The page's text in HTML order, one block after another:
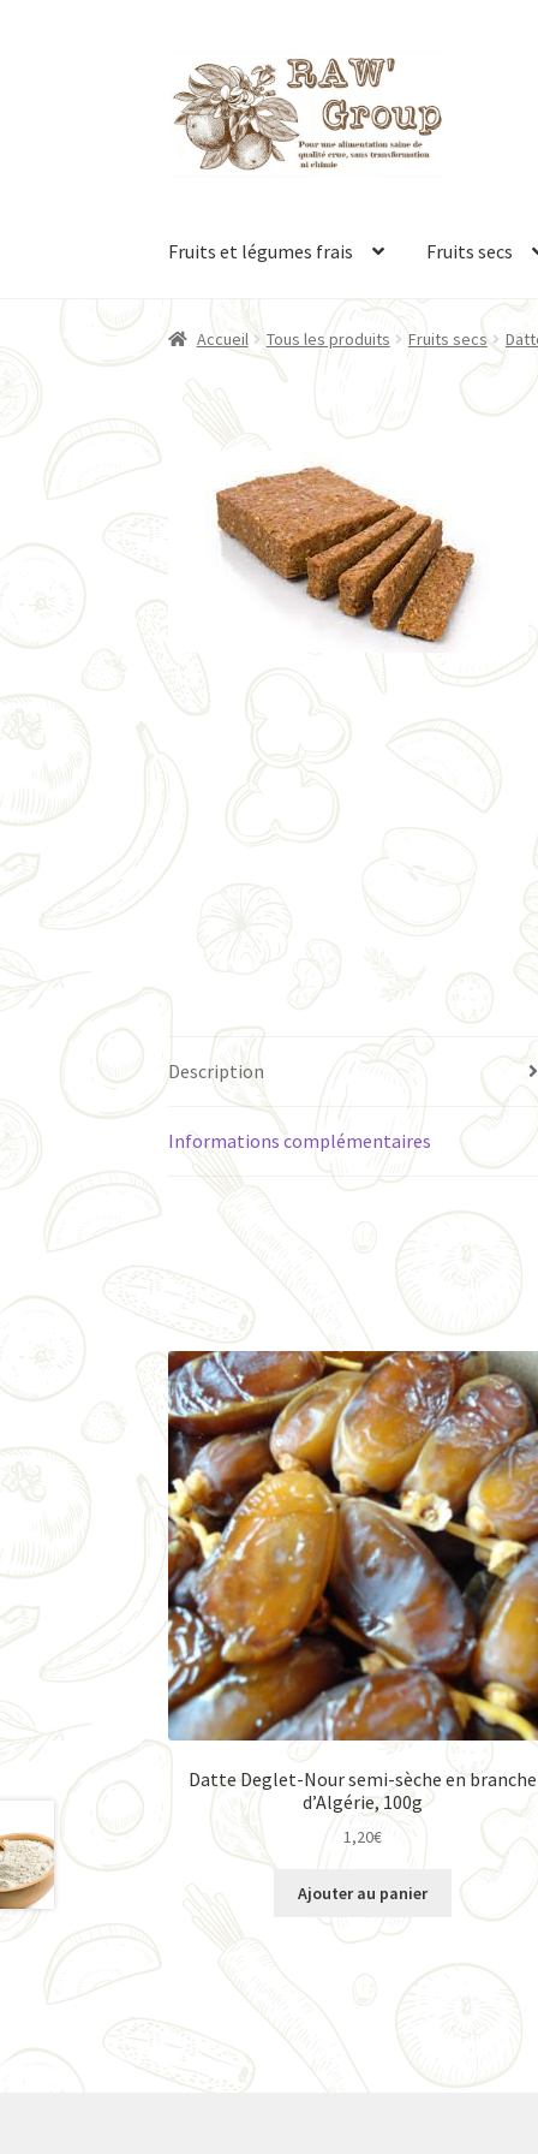
Aller
à
la
navigation
Aller
au
contenu
Fruits et légumes frais Fruits secs
Accueil Tous les produits Fruits secs
Description
Informations complémentaires
Datte Deglet-Nour semi-sèche en branche
d’Algérie, 100g
1,20€
Ajouter au panier